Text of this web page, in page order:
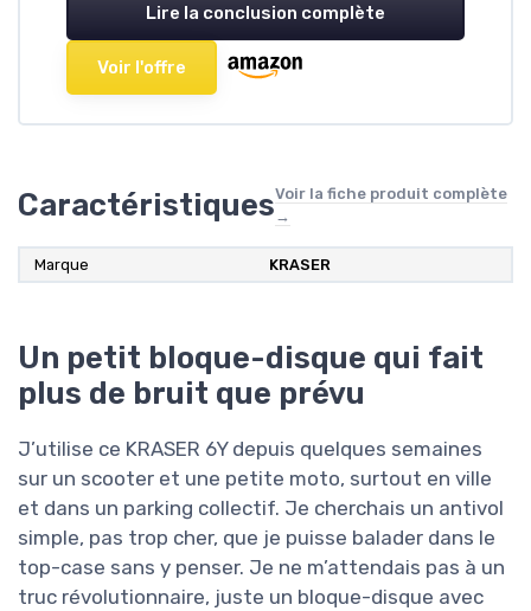
Lire la conclusion complète
Voir l'offre
CaractéristiquesVoir la fiche produit complète
→
Marque KRASER
Un petit bloque-disque qui fait
plus de bruit que prévu
J’utilise ce KRASER 6Y depuis quelques semaines
sur un scooter et une petite moto, surtout en ville
et dans un parking collectif. Je cherchais un antivol
simple, pas trop cher, que je puisse balader dans le
top-case sans y penser. Je ne m’attendais pas à un
truc révolutionnaire, juste un bloque-disque avec